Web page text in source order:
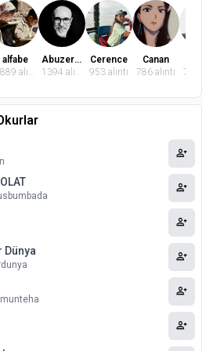
alfabe
1889 alıntı
Abuzer Badem
1394 alıntı
Cerence
953 alıntı
Canan
786 alıntı
772
person_add
person_add
person_add
Dünya person_add
person_add
person_add